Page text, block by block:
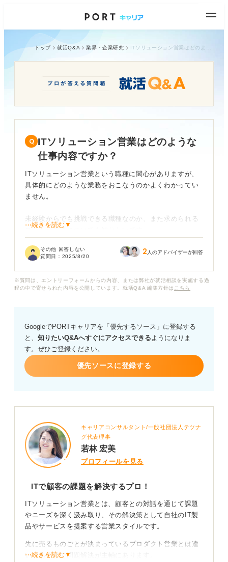
トップ 就活Q&A 業界・企業研究
ITソリューション営業はどのような
仕事内容ですか？
ITソリューション営業という職種に関心がありますが、
具体的にどのような業務をおこなうのかよくわかってい
ません。
未経験からでも挑戦できる職種なのか、また求められる
スキルや素質についても知りたいです。
ITという専門的な分野のため、文系出身の自分には難し
またITソリューション営業として活躍するには、どのよ
も含めて、詳しく教えていただけると嬉しいです。
⋯続きを読む▼
その他 回答しない
質問日： 2025/8/20 2 人のアドバイザーが回答
※質問は、エントリーフォームからの内容、または弊社が就活相談を実施する過
程の中で寄せられた内容を公開しています。就活Q&A 編集方針は こちら
GoogleでPORTキャリアを「優先するソース」に登録する
と、 知りたいQ&Aへすぐにアクセスできるようになりま
す。ぜひご登録ください。
優先ソースに登録する
キャリアコンサルタント/一般社団法人テツナ
グ代表理事
若林 宏美
プロフィールを見る
ITで顧客の課題を解決するプロ！
ITソリューション営業とは、顧客との対話を通じて課題
やニーズを深く汲み取り、その解決策として自社のIT製
品やサービスを提案する営業スタイルです。
先に売るものごとが決まっているプロダクト営業とは違
い、あくまで問題解決が主軸にあります。
⋯続きを読む▼